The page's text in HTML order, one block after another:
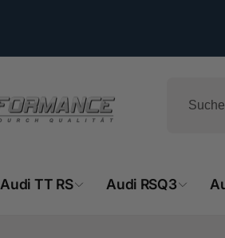
Audi TT RS Audi RSQ3